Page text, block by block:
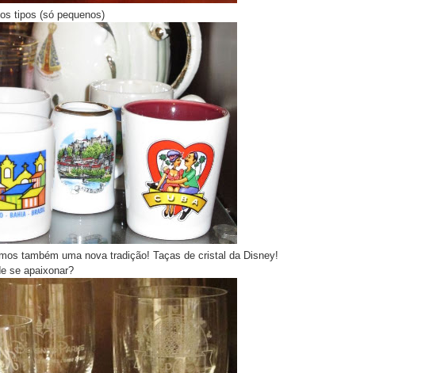
tipos (só pequenos)
também uma nova tradição! Taças de cristal da Disney!
se apaixonar?